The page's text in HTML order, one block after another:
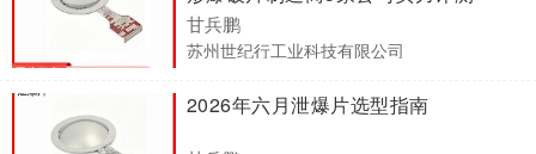
甘兵鹏
苏州世纪行工业科技有限公司
2026年六月泄爆片选型指南